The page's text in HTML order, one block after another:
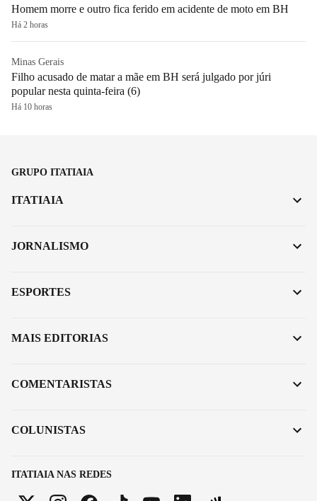
Homem morre e outro fica ferido em acidente de moto em BH
Há 2 horas
Minas Gerais
Filho acusado de matar a mãe em BH será julgado por júri
popular nesta quinta-feira (6)
Há 10 horas
GRUPO ITATIAIA
ITATIAIA NAS REDES
ITATIAIA
JORNALISMO
ESPORTES
MAIS EDITORIAS
COMENTARISTAS
COLUNISTAS